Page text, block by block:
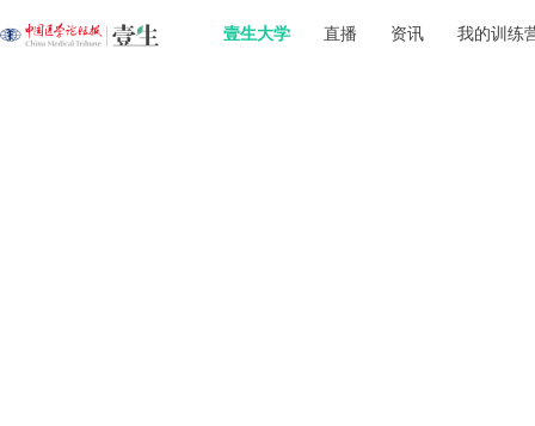
壹生大学 直播 资讯 我的训练